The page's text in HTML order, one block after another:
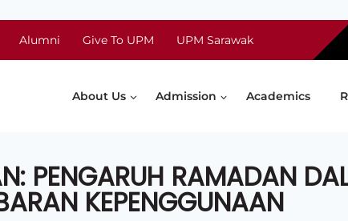
Alumni Give To UPM UPM Sarawak
About Us Admission Academics
PENGARUH RAMADAN
KEPENGGUNAAN